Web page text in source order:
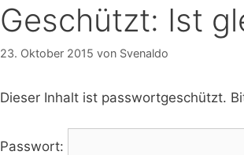
Geschützt: Ist
23. Oktober 2015 von Svenaldo
Dieser Inhalt ist passwortgeschützt.
Passwort: